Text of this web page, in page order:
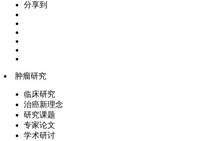
分享到
肿瘤研究
临床研究
治癌新理念
研究课题
专家论文
学术研讨